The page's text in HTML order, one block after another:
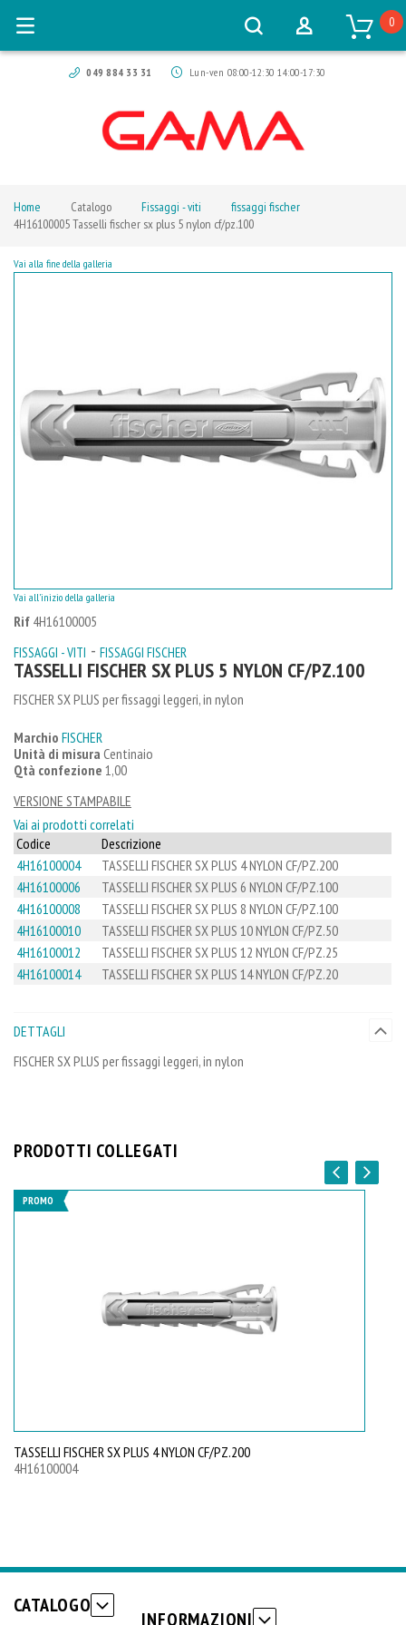
049 884 33 31 Lun-ven 08:00-12:30 14:00-17:30
0
Home Catalogo Fissaggi - viti
fissaggi fischer
4H16100005 Tasselli fischer sx plus 5 nylon cf/pz.100
Rif 4H16100005
FISSAGGI - VITI - FISSAGGI FISCHER
TASSELLI FISCHER SX PLUS 5 NYLON CF/PZ.100
FISCHER SX PLUS per fissaggi leggeri, in nylon
Marchio FISCHER
Unità di misura Centinaio
Qtà confezione 1,00
VERSIONE STAMPABILE
Vai ai prodotti correlati
Codice
Descrizione
4H16100004
TASSELLI FISCHER SX PLUS 4 NYLON CF/PZ.200
4H16100006
TASSELLI FISCHER SX PLUS 6 NYLON CF/PZ.100
4H16100008
TASSELLI FISCHER SX PLUS 8 NYLON CF/PZ.100
4H16100010
TASSELLI FISCHER SX PLUS 10 NYLON CF/PZ.50
4H16100012
TASSELLI FISCHER SX PLUS 12 NYLON CF/PZ.25
4H16100014
TASSELLI FISCHER SX PLUS 14 NYLON CF/PZ.20
Vai alla fine della galleria
Vai all'inizio della galleria
DETTAGLI
FISCHER SX PLUS per fissaggi leggeri, in nylon
PRODOTTI COLLEGATI
PROMO
TASSELLI FISCHER SX PLUS 4 NYLON CF/PZ.200
4H16100004
CATALOGO
INFORMAZIONI